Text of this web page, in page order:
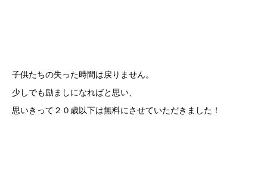
子供たちの失った時間は戻りません。
少しでも励ましになればと思い、
思いきって２０歳以下は無料にさせていただきました！